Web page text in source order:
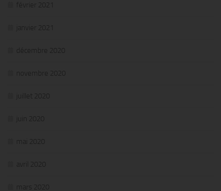
février 2021
janvier 2021
décembre 2020
novembre 2020
juillet 2020
juin 2020
mai 2020
avril 2020
mars 2020